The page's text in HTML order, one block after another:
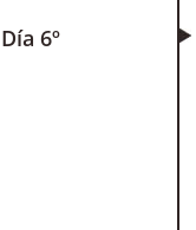
Día 6º